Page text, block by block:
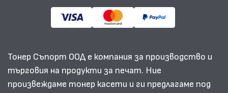
Тонер Съпорт ООД е компания за производство и
търговия на продукти за печат. Ние
произвеждаме тонер касети и ги предлагаме под